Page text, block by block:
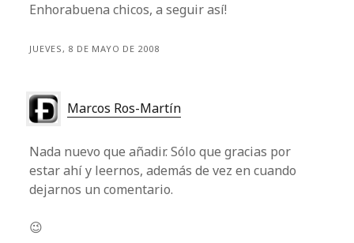
Enhorabuena chicos, a seguir así!
JUEVES, 8 DE MAYO DE 2008
Marcos Ros-Martín
Nada nuevo que añadir. Sólo que gracias por
estar ahí y leernos, además de vez en cuando
dejarnos un comentario.
😉